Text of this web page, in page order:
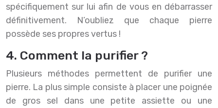
spécifiquement sur lui afin de vous en débarrasser
définitivement. N’oubliez que chaque pierre
possède ses propres vertus !
4. Comment la purifier ?
Plusieurs méthodes permettent de purifier une
pierre. La plus simple consiste à placer une poignée
de gros sel dans une petite assiette ou une